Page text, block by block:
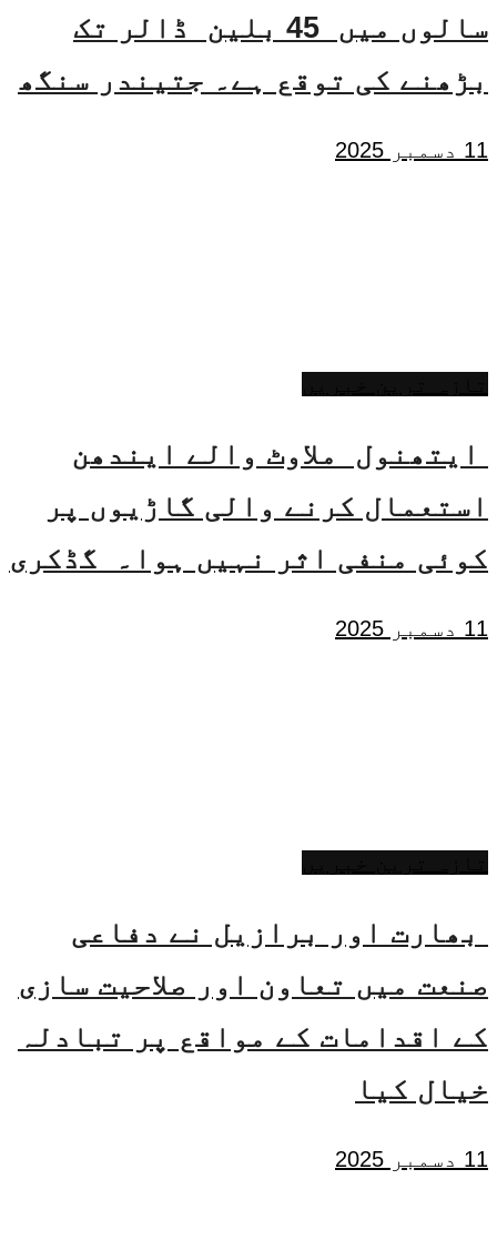
سالوں میں 45 بلین ڈالر تک
بڑھنے کی توقع ہے۔ جتیندر سنگھ
11 دسمبر 2025
ایتھنول ملاوٹ والے ایندھن
استعمال کرنے والی گاڑیوں پر
کوئی منفی اثر نہیں ہوا۔ گڈکری
11 دسمبر 2025
بھارت اور برازیل نے دفاعی
صنعت میں تعاون اور صلاحیت سازی
کے اقدامات کے مواقع پر تبادلہ
خیال کیا
11 دسمبر 2025